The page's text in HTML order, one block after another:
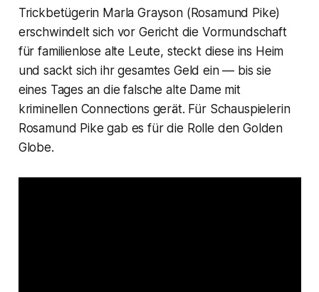
Trickbetügerin Marla Grayson (Rosamund Pike)
erschwindelt sich vor Gericht die Vormundschaft
für familienlose alte Leute, steckt diese ins Heim
und sackt sich ihr gesamtes Geld ein — bis sie
eines Tages an die falsche alte Dame mit
kriminellen Connections gerät. Für Schauspielerin
Rosamund Pike gab es für die Rolle den Golden
Globe.